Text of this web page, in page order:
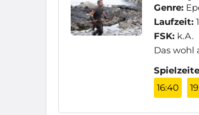
Genre:
Laufzeit:
FSK: k.A.
Das wohl
16:40